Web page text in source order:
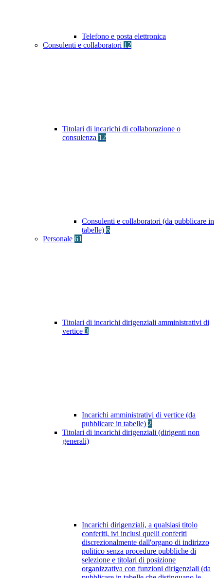
Telefono e posta elettronica
Consulenti e collaboratori 12
Titolari di incarichi di collaborazione o
consulenza 12
Consulenti e collaboratori (da pubblicare in
tabelle) 6
Personale 61
Titolari di incarichi dirigenziali amministrativi di
vertice 3
Incarichi amministrativi di vertice (da
pubblicare in tabelle) 2
Titolari di incarichi dirigenziali (dirigenti non
generali)
Incarichi dirigenziali, a qualsiasi titolo
conferiti, ivi inclusi quelli conferiti
discrezionalmente dall'organo di indirizzo
politico senza procedure pubbliche di
selezione e titolari di posizione
organizzativa con funzioni dirigenziali (da